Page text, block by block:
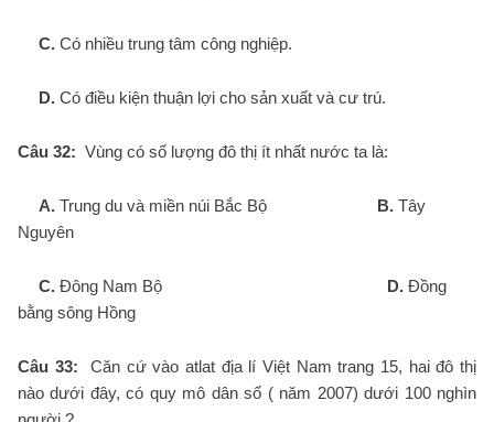
C. Có nhiều trung tâm công nghiệp.
D. Có điều kiện thuận lợi cho sản xuất và cư trú.
Câu 32: Vùng có số lượng đô thị ít nhất nước ta là:
A. Trung du và miền núi Bắc Bộ B. Tây
Nguyên
C. Đông Nam Bộ D. Đồng
bằng sông Hồng
Câu 33: Căn cứ vào atlat địa lí Việt Nam trang 15, hai đô thị
nào dưới đây, có quy mô dân số ( năm 2007) dưới 100 nghìn